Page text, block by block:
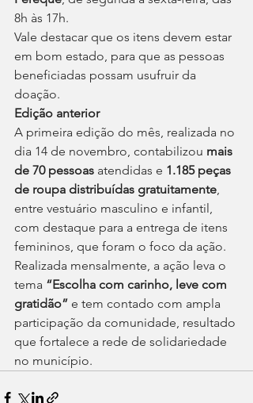
8h às 17h.
Vale destacar que os itens devem estar
em bom estado, para que as pessoas
beneficiadas possam usufruir da
doação.
Edição anterior
A primeira edição do mês, realizada no
dia 14 de novembro, contabilizou mais
de 70 pessoas atendidas e 1.185 peças
de roupa distribuídas gratuitamente,
entre vestuário masculino e infantil,
com destaque para a entrega de itens
femininos, que foram o foco da ação.
Realizada mensalmente, a ação leva o
tema “Escolha com carinho, leve com
gratidão” e tem contado com ampla
participação da comunidade, resultado
que fortalece a rede de solidariedade
no município.